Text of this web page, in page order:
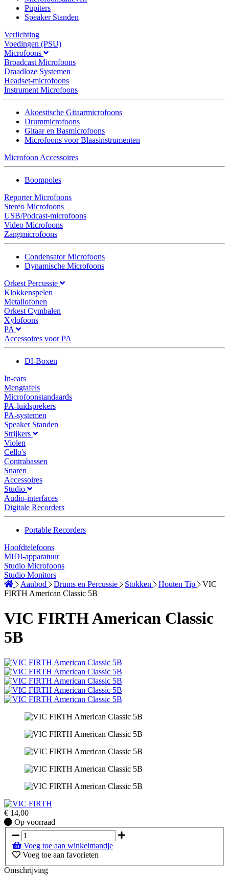
Pupiters
Speaker Standen
Verlichting
Voedingen (PSU)
Microfoons
Broadcast Microfoons
Draadloze Systemen
Headset-microfoons
Instrument Microfoons
Akoestische Gitaarmicrofoons
Drummicrofoons
Gitaar en Basmicrofoons
Microfoons voor Blaasinstrumenten
Microfoon Accessoires
Boompoles
Reporter Microfoons
Stereo Microfoons
USB/Podcast-microfoons
Video Microfoons
Zangmicrofoons
Condensator Microfoons
Dynamische Microfoons
Orkest Percussie
Klokkenspelen
Metallofonen
Orkest Cymbalen
Xylofoons
PA
Accessoires voor PA
DI-Boxen
In-ears
Mengtafels
Microfoonstandaards
PA-luidsprekers
PA-systemen
Speaker Standen
Strijkers
Violen
Cello's
Contrabassen
Snaren
Accessoires
Studio
Audio-interfaces
Digitale Recorders
Portable Recorders
Hoofdtelefoons
MIDI-apparatuur
Studio Microfoons
Studio Monitors
Aanbod
Drums en Percussie Stokken Houten Tip
VIC
FIRTH American Classic 5B
VIC FIRTH American Classic
5B
€ 14,00
Op
voorraad
Op voorraad
Voeg toe aan winkelmandje
Voeg toe aan favorieten
Omschrijving